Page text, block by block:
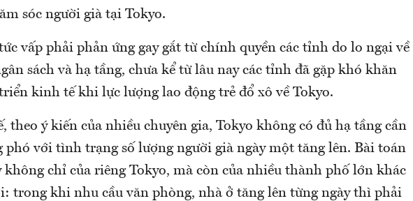
sóc người già tại Tokyo.
vấp phải phản ứng gay gắt từ chính quyền các tỉnh do lo ngại về
sách và hạ tầng, chưa kể từ lâu nay các tỉnh đã gặp khó khăn
kinh tế khi lực lượng lao động trẻ đổ xô về Tokyo.
theo ý kiến của nhiều chuyên gia, Tokyo không có đủ hạ tầng cần
phó với tình trạng số lượng người già ngày một tăng lên. Bài toán
không chỉ của riêng Tokyo, mà còn của nhiều thành phố lớn khác
trong khi nhu cầu văn phòng, nhà ở tăng lên từng ngày thì phải